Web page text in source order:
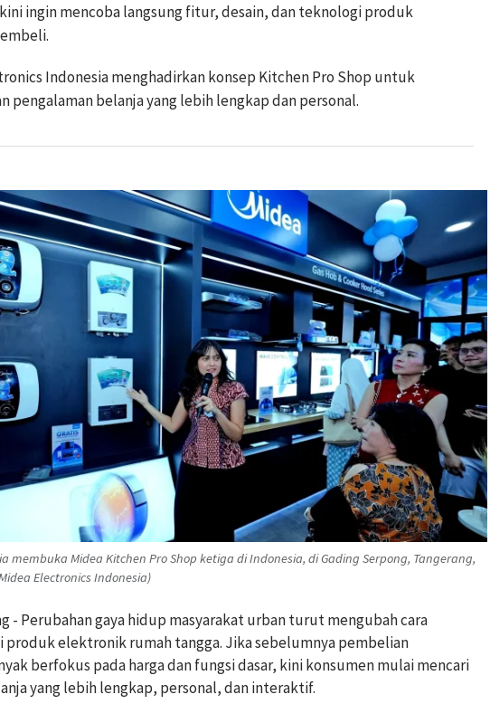
ingin mencoba langsung fitur, desain, dan teknologi produk
Indonesia menghadirkan konsep Kitchen Pro Shop untuk
pengalaman belanja yang lebih lengkap dan personal.
membuka Midea Kitchen Pro Shop ketiga di Indonesia, di Gading Serpong, Tangerang,
Electronics Indonesia)
- Perubahan gaya hidup masyarakat urban turut mengubah cara
produk elektronik rumah tangga. Jika sebelumnya pembelian
berfokus pada harga dan fungsi dasar, kini konsumen mulai mencari
yang lebih lengkap, personal, dan interaktif.